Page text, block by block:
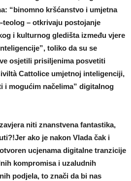
“binomno kršćanstvo i umjetna
teolog – otkrivaju postojanje
i kulturnog gledišta između vjere
toliko da su se
osjetili prisiljenima posvetiti
Cattolice umjetnoj inteligenciji,
i mogućim načelima” digitalnog
niti znanstvena fantastika,
ako je nakon Vlada čak i
ucjenama digitalne tranzicije
kompromisa i uzaludnih
podjela, to znači da bi nas